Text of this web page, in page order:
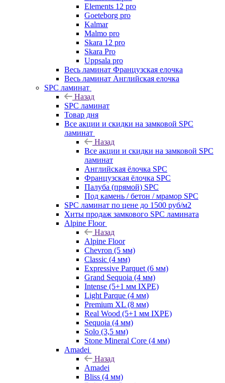
Elements 12 pro
Goeteborg pro
Kalmar
Malmo pro
Skara 12 pro
Skara Pro
Uppsala pro
Весь ламинат Французская елочка
Весь ламинат Английская елочка
SPC ламинат
Назад
SPC ламинат
Товар дня
Все акции и скидки на замковой SPC
ламинат
Назад
Все акции и скидки на замковой SPC
ламинат
Английская ёлочка SPC
Французская ёлочка SPC
Палуба (прямой) SPC
Под камень / бетон / мрамор SPC
SPC ламинат по цене до 1500 руб/м2
Хиты продаж замкового SPC ламината
Alpine Floor
Назад
Alpine Floor
Chevron (5 мм)
Classic (4 мм)
Expressive Parquet (6 мм)
Grand Sequoia (4 мм)
Intense (5+1 мм IXPE)
Light Parque (4 мм)
Premium XL (8 мм)
Real Wood (5+1 мм IXPE)
Sequoia (4 мм)
Solo (3,5 мм)
Stone Mineral Core (4 мм)
Amadei
Назад
Amadei
Bliss (4 мм)